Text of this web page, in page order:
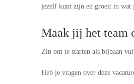
jezelf kunt zijn en groeit in wat
Maak jij het team
Zin om te starten als bijbaan
Heb je vragen over deze